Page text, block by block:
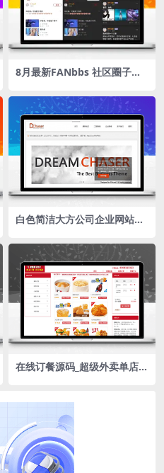
8月最新FANbbs 社区圈子源
源码
白色简洁大方公司企业网站源
在线订餐源码_超级外卖单店铺